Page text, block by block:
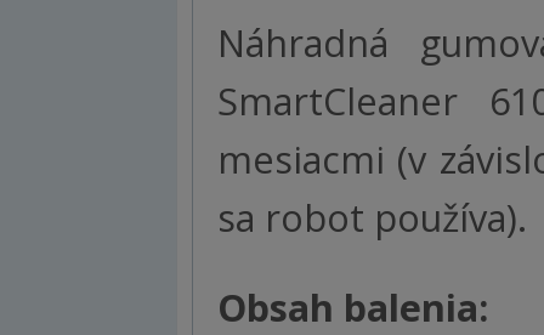
Náhradná
SmartCleaner
mesiacmi (v
sa robot používa).
Obsah balenia: